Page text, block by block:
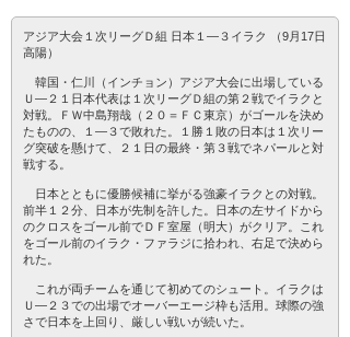
アジア大会１次リーグＤ組 日本１―３イラク （9月17日
高陽）
韓国・仁川（インチョン）アジア大会に出場している
Ｕ―２１日本代表は１次リーグＤ組の第２戦でイラクと
対戦。ＦＷ中島翔哉（２０＝ＦＣ東京）がゴールを決め
たものの、１―３で敗れた。１勝１敗の日本は１次リー
グ突破を懸けて、２１日の最終・第３戦でネパールと対
戦する。
日本とともに優勝候補に挙がる強豪イラクとの対戦。
前半１２分、日本が先制を許した。日本の左サイドから
のクロスをゴール前でＤＦ室屋（明大）がクリア。これ
をゴール前のイラク・ファラジに拾われ、右足で決めら
れた。
これが両チームを通じて初めてのシュート。イラクは
Ｕ―２３での出場でオーバーエージ枠も活用。球際の強
さで日本を上回り、厳しい戦いが続いた。